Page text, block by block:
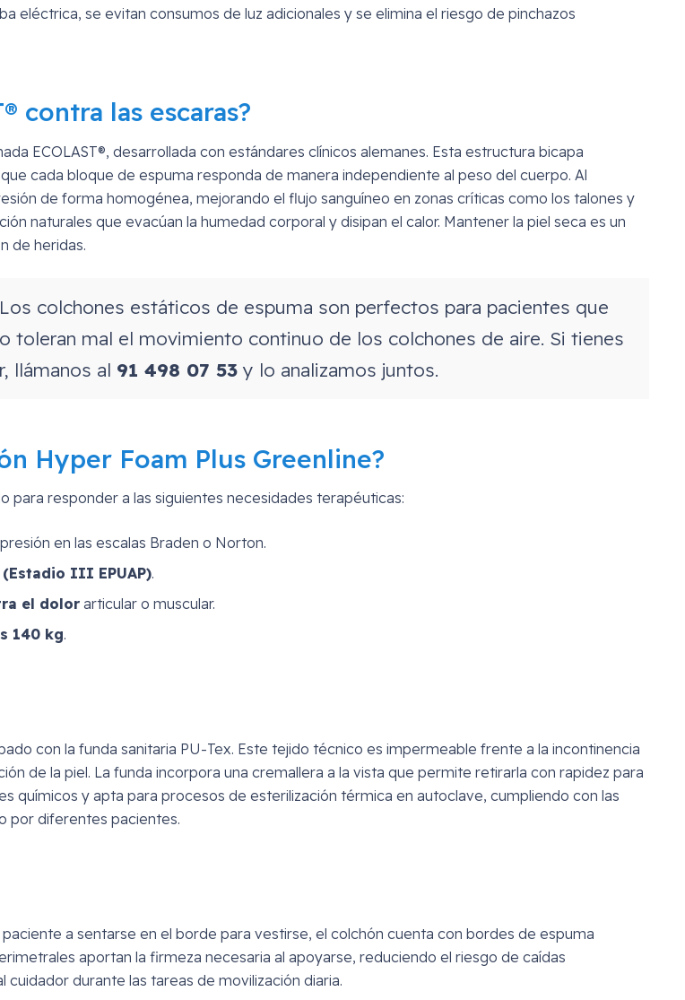
eléctrica, se evitan consumos de luz adicionales y se elimina el riesgo de pinchazos
contra las escaras?
ECOLAST®, desarrollada con estándares clínicos alemanes. Esta estructura bicapa
cada bloque de espuma responda de manera independiente al peso del cuerpo. Al
de forma homogénea, mejorando el flujo sanguíneo en zonas críticas como los talones y
naturales que evacúan la humedad corporal y disipan el calor. Mantener la piel seca es un
de heridas.
Los colchones estáticos de espuma son perfectos para pacientes que
toleran mal el movimiento continuo de los colchones de aire. Si tienes
llámanos al 91 498 07 53 y lo analizamos juntos.
Hyper Foam Plus Greenline?
responder a las siguientes necesidades terapéuticas:
en las escalas Braden o Norton.
III EPUAP).
el dolor articular o muscular.
140 kg.
con la funda sanitaria PU-Tex. Este tejido técnico es impermeable frente a la incontinencia
de la piel. La funda incorpora una cremallera a la vista que permite retirarla con rapidez para
químicos y apta para procesos de esterilización térmica en autoclave, cumpliendo con las
por diferentes pacientes.
a sentarse en el borde para vestirse, el colchón cuenta con bordes de espuma
aportan la firmeza necesaria al apoyarse, reduciendo el riesgo de caídas
durante las tareas de movilización diaria.